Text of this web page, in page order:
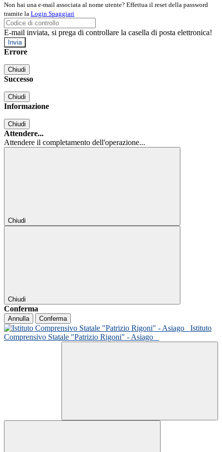
Non hai una e-mail associata al nome utente? Effettua il reset della password
tramite la Login Spaggiari
E-mail inviata, si prega di controllare la casella di posta elettronica!
Errore
Chiudi
Successo
Chiudi
Informazione
Chiudi
Attendere...
Attendere il completamento dell'operazione...
Chiudi
Chiudi
Conferma
Annulla Conferma
Istituto
Comprensivo Statale "Patrizio Rigoni" - Asiago